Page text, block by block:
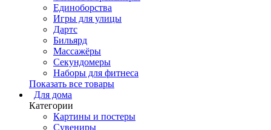
Единоборства
Игры для улицы
Дартс
Бильярд
Массажёры
Секундомеры
Наборы для фитнеса
Показать все товары
Для дома
Категории
Картины и постеры
Сувениры